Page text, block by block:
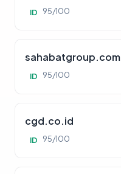
ID 95/100
sahabatgroup.com
ID 95/100
cgd.co.id
ID 95/100